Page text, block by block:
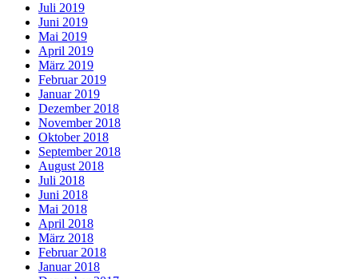
Juli 2019
Juni 2019
Mai 2019
April 2019
März 2019
Februar 2019
Januar 2019
Dezember 2018
November 2018
Oktober 2018
September 2018
August 2018
Juli 2018
Juni 2018
Mai 2018
April 2018
März 2018
Februar 2018
Januar 2018